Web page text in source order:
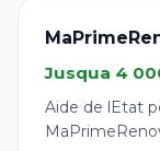
Jusqua 4
Aide de lEtat